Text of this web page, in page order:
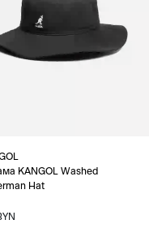
KANGOL Washed
Hat